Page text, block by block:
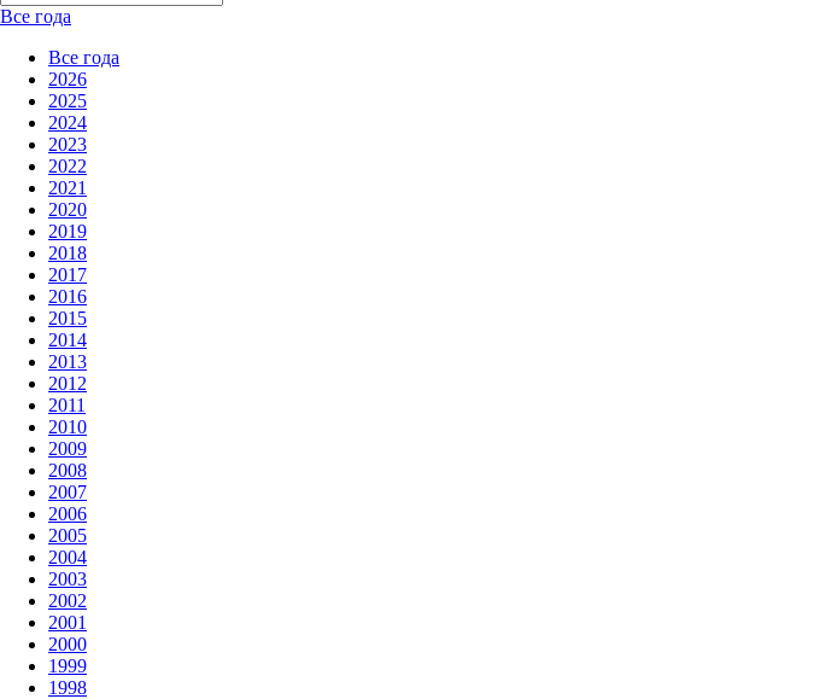
Все года
Все года
2026
2025
2024
2023
2022
2021
2020
2019
2018
2017
2016
2015
2014
2013
2012
2011
2010
2009
2008
2007
2006
2005
2004
2003
2002
2001
2000
1999
1998